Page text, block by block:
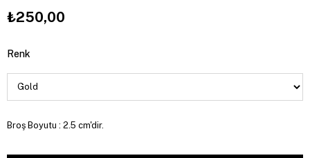
₺250,00
Renk
Broş Boyutu : 2.5 cm'dir.